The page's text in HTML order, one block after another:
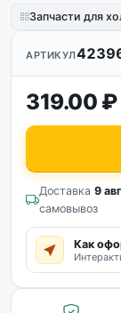
Запчасти для
АРТИКУЛ
319.00 ₽
Доставка 9
самовывоз
Как